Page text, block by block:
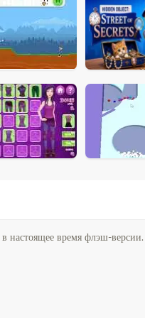
настоящее время флэш-версии.